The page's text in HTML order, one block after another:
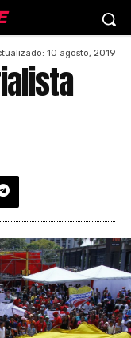
10 agosto, 2019